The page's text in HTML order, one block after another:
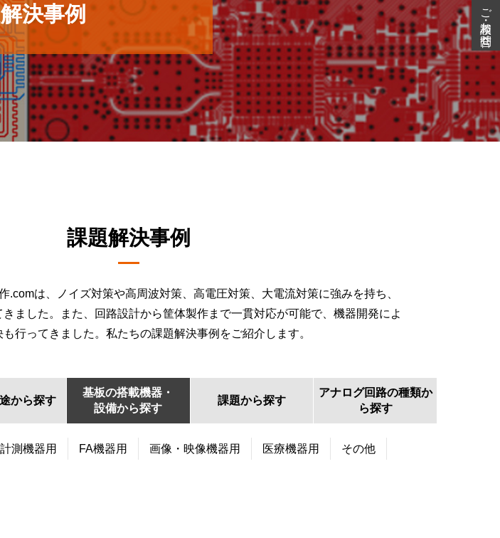
決事例
課題解決事例
.comは、ノイズ対策や高周波対策、高電圧対策、大電流対策に強みを持ち、
ました。また、回路設計から筐体製作まで一貫対応が可能で、機器開発によ
も行ってきました。私たちの課題解決事例をご紹介します。
から探す
基板の搭載機器・
設備から探す
課題から探す
アナログ回路の種類か
ら探す
測機器用 FA機器用 画像・映像機器用 医療機器用 その他
ご相談・お問合せ